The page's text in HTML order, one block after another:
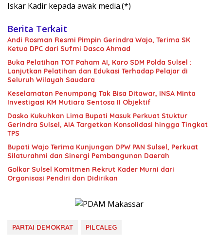
Iskar Kadir kepada awak media.(*)
Berita Terkait
Andi Rosman Resmi Pimpin Gerindra Wajo, Terima SK
Ketua DPC dari Sufmi Dasco Ahmad
Buka Pelatihan TOT Paham AI, Karo SDM Polda Sulsel :
Lanjutkan Pelatihan dan Edukasi Terhadap Pelajar di
Seluruh Wilayah Saudara
Keselamatan Penumpang Tak Bisa Ditawar, INSA Minta
Investigasi KM Mutiara Sentosa II Objektif
Dasko Kukuhkan Lima Bupati Masuk Perkuat Stuktur
Gerindra Sulsel, AIA Targetkan Konsolidasi hingga Tingkat
TPS
Bupati Wajo Terima Kunjungan DPW PAN Sulsel, Perkuat
Silaturahmi dan Sinergi Pembangunan Daerah
Golkar Sulsel Komitmen Rekrut Kader Murni dari
Organisasi Pendiri dan Didirikan
PARTAI DEMOKRAT PILCALEG